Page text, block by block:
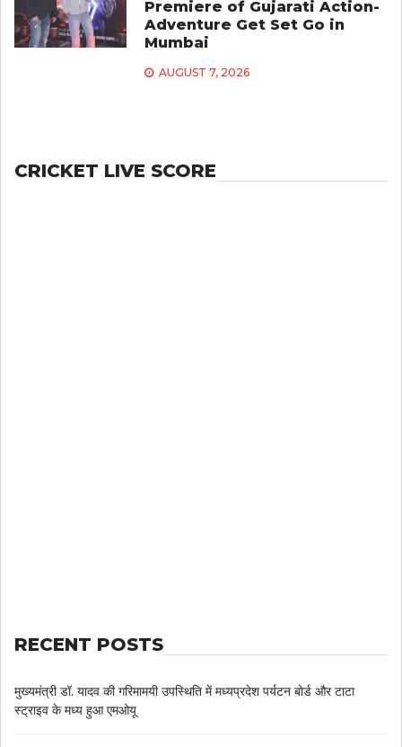
Premiere of Gujarati Action-
Adventure Get Set Go in
Mumbai
AUGUST 7, 2026
CRICKET LIVE SCORE
RECENT POSTS
मुख्यमंत्री डॉ. यादव की गरिमामयी उपस्थिति में मध्यप्रदेश पर्यटन बोर्ड और टाटा
स्ट्राइव के मध्य हुआ एमओयू